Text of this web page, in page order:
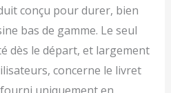
proposons un service
client personnalisé, des
retours gratuits et des
milliers de recettes dans
Springlane.
conçu pour durer, bien
bas de gamme. Le seul
dès le départ, et largement
concerne le livret